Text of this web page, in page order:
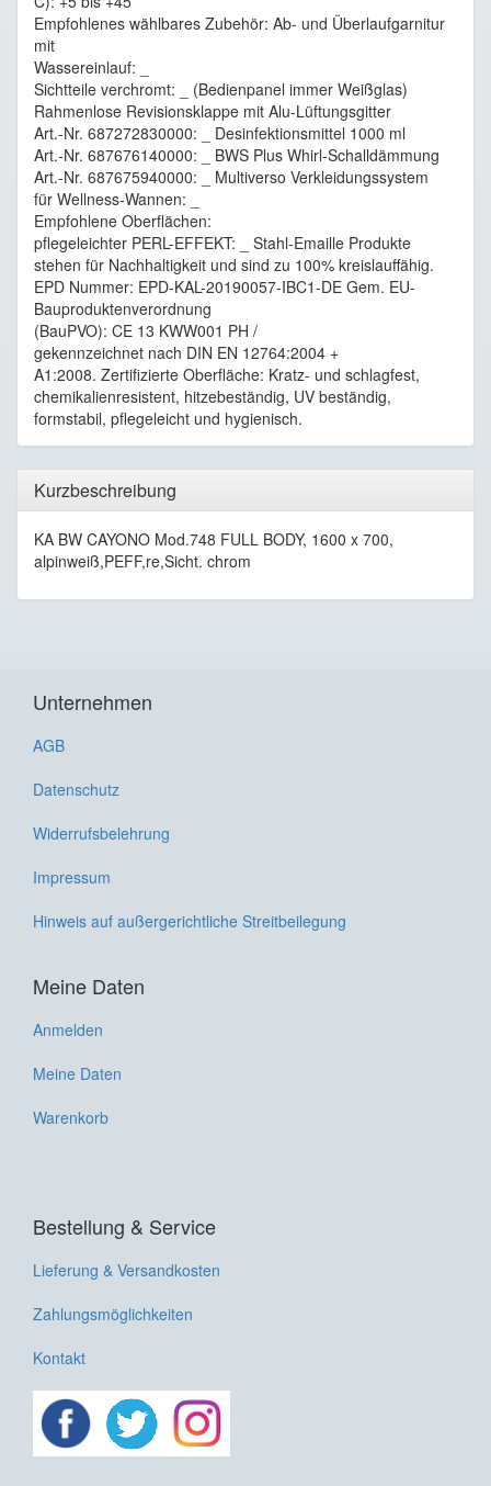
Empfohlenes wählbares Zubehör: Ab- und Überlaufgarnitur
mit
Wassereinlauf: _
Sichtteile verchromt: _ (Bedienpanel immer Weißglas)
Rahmenlose Revisionsklappe mit Alu-Lüftungsgitter
Art.-Nr. 687272830000: _ Desinfektionsmittel 1000 ml
Art.-Nr. 687676140000: _ BWS Plus Whirl-Schalldämmung
Art.-Nr. 687675940000: _ Multiverso Verkleidungssystem
für Wellness-Wannen: _
Empfohlene Oberflächen:
pflegeleichter PERL-EFFEKT: _ Stahl-Emaille Produkte
stehen für Nachhaltigkeit und sind zu 100% kreislauffähig.
EPD Nummer: EPD-KAL-20190057-IBC1-DE Gem. EU-
Bauproduktenverordnung
(BauPVO): CE 13 KWW001 PH /
gekennzeichnet nach DIN EN 12764:2004 +
A1:2008. Zertifizierte Oberfläche: Kratz- und schlagfest,
chemikalienresistent, hitzebeständig, UV beständig,
formstabil, pflegeleicht und hygienisch.
Kurzbeschreibung
KA BW CAYONO Mod.748 FULL BODY, 1600 x 700,
alpinweiß,PEFF,re,Sicht. chrom
Unternehmen
AGB
Datenschutz
Widerrufsbelehrung
Impressum
Hinweis auf außergerichtliche Streitbeilegung
Meine Daten
Anmelden
Meine Daten
Warenkorb
Bestellung & Service
Lieferung & Versandkosten
Zahlungsmöglichkeiten
Kontakt